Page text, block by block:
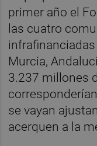
primer año el
las cuatro
Murcia,
3.237 millones
se vayan
acerquen a la